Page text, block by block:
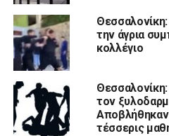
την άγρια
κολλέγιο
τον
Αποβλήθηκαν
τέσσερις